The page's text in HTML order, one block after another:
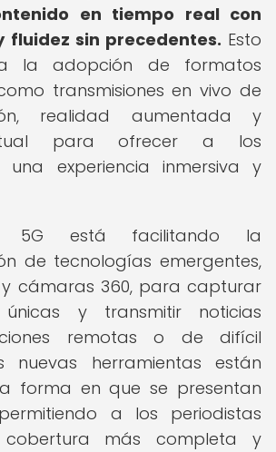
en tiempo real con
fluidez sin precedentes. Esto
la adopción de formatos
transmisiones en vivo de
realidad aumentada y
para ofrecer a los
una experiencia inmersiva y
5G está facilitando la
de tecnologías emergentes,
cámaras 360, para capturar
únicas y transmitir noticias
remotas o de difícil
nuevas herramientas están
forma en que se presentan
a los periodistas
más completa y